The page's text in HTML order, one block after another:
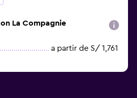
La Compagnie
a partir de S/ 1,761